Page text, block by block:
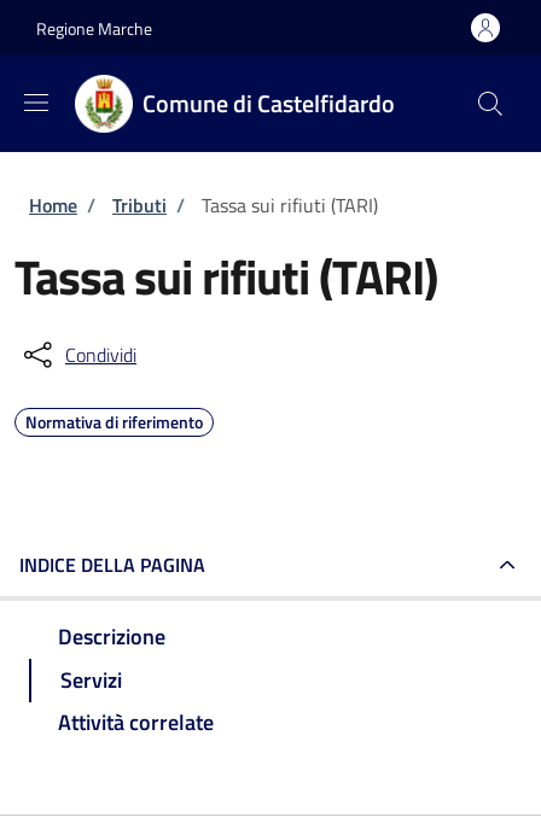
Regione Marche
Comune di Castelfidardo
Briciole di pane
Home / Tributi / Tassa sui rifiuti (TARI)
Tassa sui rifiuti (TARI)
Condividi
Normativa di riferimento
INDICE DELLA PAGINA
Descrizione
Servizi
Attività correlate